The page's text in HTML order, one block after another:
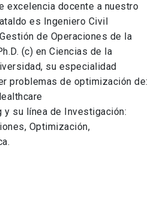
excelencia docente a nuestro
es Ingeniero Civil
de Operaciones de la
(c) en Ciencias de la
su especialidad
problemas de optimización de:
y su línea de Investigación:
Optimización,